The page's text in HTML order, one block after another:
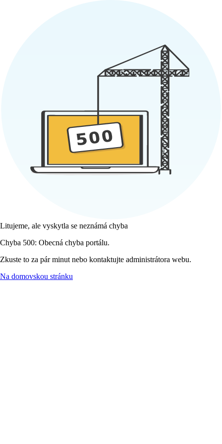
Litujeme, ale vyskytla se neznámá chyba
Chyba 500: Obecná chyba portálu.
Zkuste to za pár minut nebo kontaktujte administrátora webu.
Na domovskou stránku